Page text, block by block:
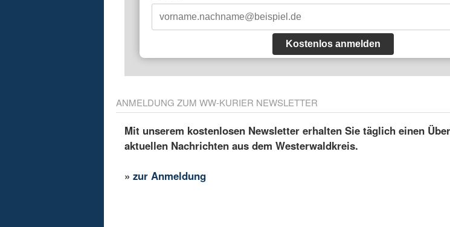
Kostenlos anmelden
ANMELDUNG ZUM WW-KURIER NEWSLETTER
Mit unserem kostenlosen Newsletter erhalten Sie täglich einen
aktuellen Nachrichten aus dem Westerwaldkreis.
»zur Anmeldung